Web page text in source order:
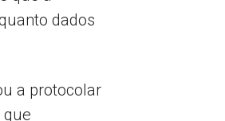
dados
a protocolar
que